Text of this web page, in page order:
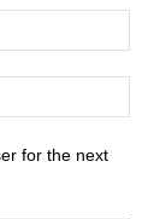
for the next